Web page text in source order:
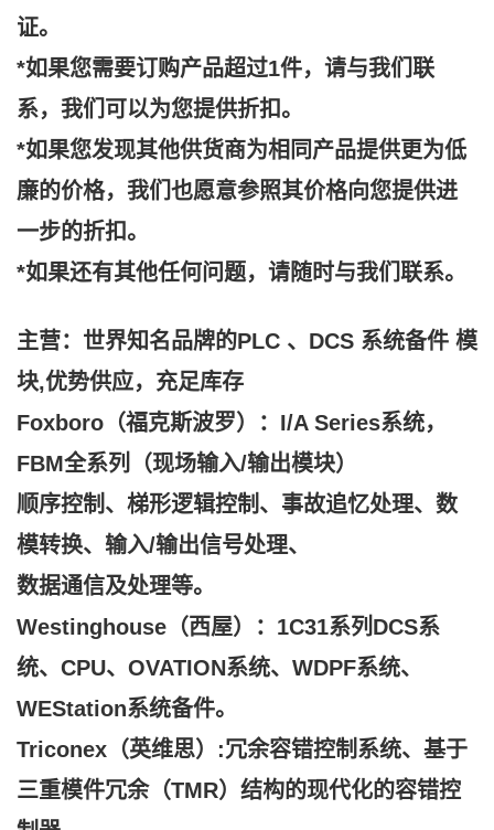
证。
*如果您需要订购产品超过1件，请与我们联
系，我们可以为您提供折扣。
*如果您发现其他供货商为相同产品提供更为低
廉的价格，我们也愿意参照其价格向您提供进
一步的折扣。
*如果还有其他任何问题，请随时与我们联系。
主营：世界知名品牌的PLC 、DCS 系统备件 模
块,优势供应，充足库存
Foxboro（福克斯波罗）：I/A Series系统，
FBM全系列（现场输入/输出模块）
顺序控制、梯形逻辑控制、事故追忆处理、数
模转换、输入/输出信号处理、
数据通信及处理等。
Westinghouse（西屋）：1C31系列DCS系
统、CPU、OVATION系统、WDPF系统、
WEStation系统备件。
Triconex（英维思）:冗余容错控制系统、基于
三重模件冗余（TMR）结构的现代化的容错控